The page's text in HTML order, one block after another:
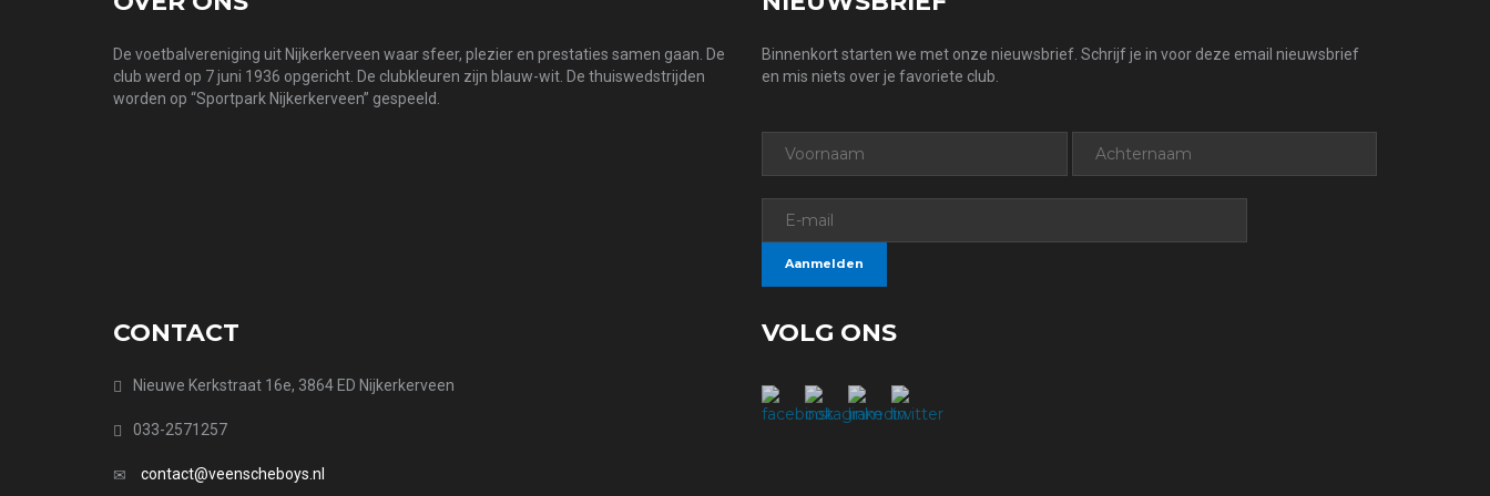
De voetbalvereniging uit Nijkerkerveen waar sfeer, plezier en prestaties samen gaan. De
club werd op 7 juni 1936 opgericht. De clubkleuren zijn blauw-wit. De thuiswedstrijden
worden op “Sportpark Nijkerkerveen” gespeeld.
Binnenkort starten we met onze nieuwsbrief. Schrijf je in voor deze email nieuwsbrief
en mis niets over je favoriete club.
CONTACT
Nieuwe Kerkstraat 16e, 3864 ED Nijkerkerveen
033-2571257
contact@veenscheboys.nl
VOLG ONS